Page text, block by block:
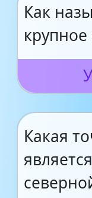
Как
Какая